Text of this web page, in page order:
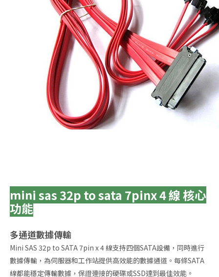
mini sas 32p to sata 7pinx 4 線 核心
功能
多通道數據傳輸
Mini SAS 32p to SATA 7pin x 4 線支持四個SATA設備，同時進行
數據傳輸，為伺服器和工作站提供高效能的數據通道。每條SATA
線都能穩定傳輸數據，保證連接的硬碟或SSD達到最佳效能。